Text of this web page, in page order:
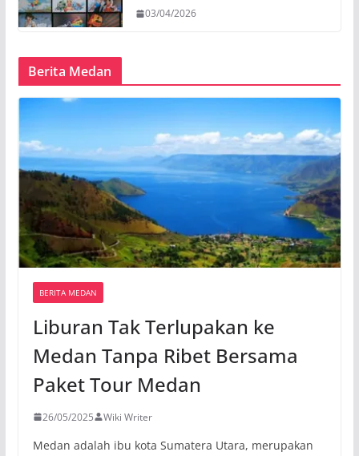
03/04/2026
Berita Medan
BERITA MEDAN
Liburan Tak Terlupakan ke
Medan Tanpa Ribet Bersama
Paket Tour Medan
26/05/2025 Wiki Writer
Medan adalah ibu kota Sumatera Utara, merupakan